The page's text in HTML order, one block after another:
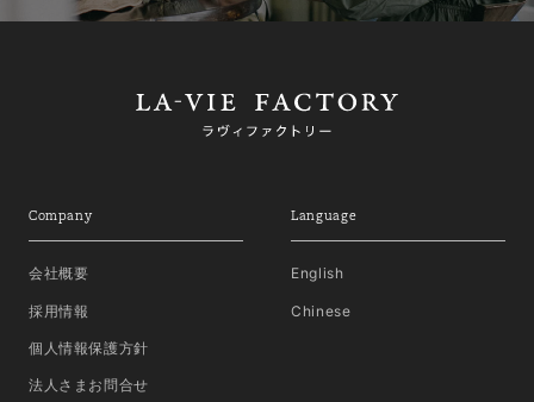
Company
会社概要
採用情報
個人情報保護方針
法人さまお問合せ
Language
English
Chinese